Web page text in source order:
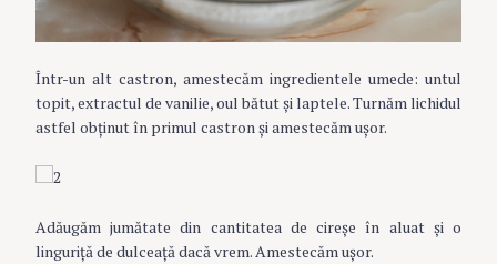
Într-un alt castron, amestecăm ingredientele umede: untul
topit, extractul de vanilie, oul bătut și laptele. Turnăm lichidul
astfel obținut în primul castron și amestecăm ușor.
Adăugăm jumătate din cantitatea de cireșe în aluat și o
linguriţă de dulceață dacă vrem. Amestecăm ușor.